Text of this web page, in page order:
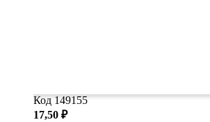
Код 149155
17,50 ₽